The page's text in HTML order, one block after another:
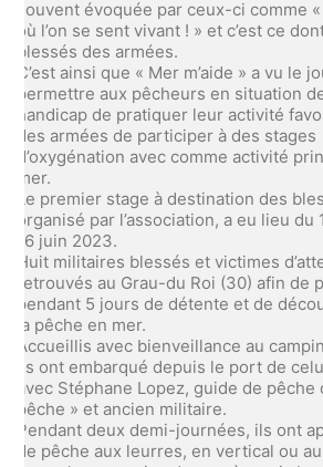
souvent évoquée par ceux-ci comme
où l’on se sent vivant ! » et c’est ce
blessés des armées.
C’est ainsi que « Mer m’aide » a vu le
permettre aux pêcheurs en situation
handicap de pratiquer leur activité
des armées de participer à des stages
d’oxygénation avec comme activité
mer.
Le premier stage à destination des
organisé par l’association, a eu lieu du
16 juin 2023.
Huit militaires blessés et victimes
retrouvés au Grau-du Roi (30) afin de
pendant 5 jours de détente et de
la pêche en mer.
Accueillis avec bienveillance au
ils ont embarqué depuis le port de
avec Stéphane Lopez, guide de
pêche » et ancien militaire.
Pendant deux demi-journées, ils ont
de pêche aux leurres, en vertical ou